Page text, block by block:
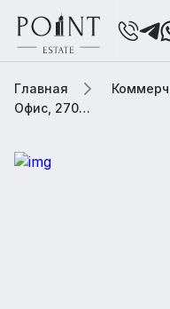
Главная
Офис, 2700 м2 В бизнес центре «W-plaza»